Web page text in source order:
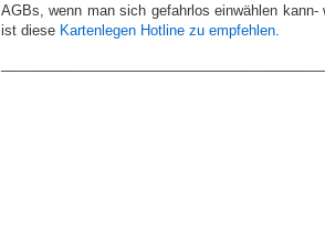
AGBs, wenn man sich gefahrlos einwählen kann-
ist diese Kartenlegen Hotline zu empfehlen.